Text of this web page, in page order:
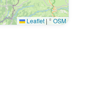
Leaflet | ©OSM